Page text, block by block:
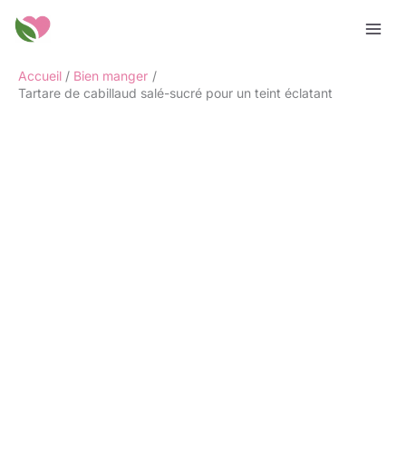
Accueil
Bien manger
Tartare de cabillaud salé-sucré pour un teint éclatant